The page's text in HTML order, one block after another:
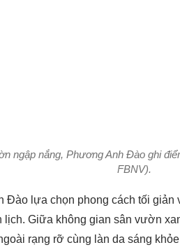
ngập nắng, Phương Anh Đào ghi
FBNV).
Đào lựa chọn phong cách tối giản
lịch. Giữa không gian sân vườn
rạng rỡ cùng làn da sáng